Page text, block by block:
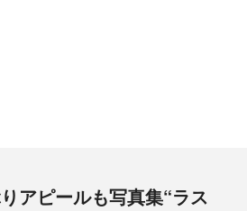
アピールも写真集“ラス